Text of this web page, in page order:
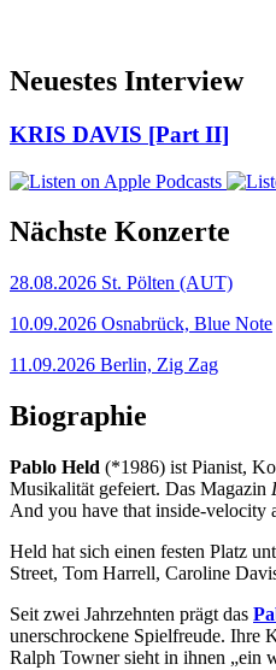
Neuestes Interview
KRIS DAVIS [Part II]
Nächste Konzerte
28.08.2026 St. Pölten (AUT)
10.09.2026 Osnabrück, Blue Note
11.09.2026 Berlin, Zig Zag
Biographie
Pablo Held (*1986) ist Pianist,
Musikalität gefeiert. Das Magazin
And you have that inside-velocity
Held hat sich einen festen Platz
Street, Tom Harrell, Caroline
Seit zwei Jahrzehnten prägt das
unerschrockene Spielfreude. Ihre
Ralph Towner sieht in ihnen „ein